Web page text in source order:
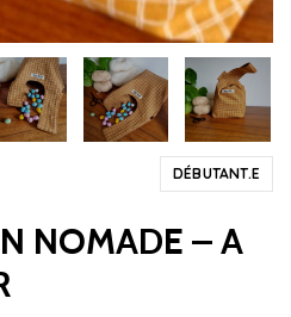
DÉBUTANT.E
NOMADE – A